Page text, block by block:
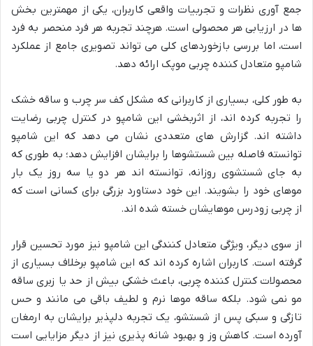
جمع آوری نظرات و تجربیات واقعی کاربران، یکی از مهمترین بخش
ها در ارزیابی هر محصولی است. هرچند تجربه هر فرد منحصر به فرد
است، اما بررسی بازخوردهای کلی می تواند تصویری جامع از عملکرد
شامپو متعادل کننده چربی موپک ارائه دهد.
به طور کلی، بسیاری از کاربرانی که مشکل کف سر چرب و ساقه خشک
را تجربه کرده اند، از اثربخشی این شامپو در کنترل چربی رضایت
داشته اند. گزارش های متعددی نشان می دهد که این شامپو
توانسته فاصله بین شستشوها را برایشان افزایش دهد؛ به طوری که
به جای شستشوی روزانه، توانسته اند هر دو یا سه روز یک بار
موهای خود را بشویند. این خود دستاورد بزرگی برای کسانی است که
از چربی زودرس موهایشان خسته شده اند.
از سوی دیگر، ویژگی متعادل کنندگی این شامپو نیز مورد تحسین قرار
گرفته است. کاربران اشاره کرده اند که این شامپو برخلاف بسیاری از
محصولات کنترل کننده چربی، باعث خشکی بیش از حد یا زبری ساقه
مو نمی شود. بلکه ساقه موها نرم و لطیف باقی می مانند و حس
تازگی و سبکی پس از شستشو، یک تجربه دلپذیر برایشان به ارمغان
آورده است. کاهش وز و بهبود شانه پذیری نیز از دیگر مزایایی است